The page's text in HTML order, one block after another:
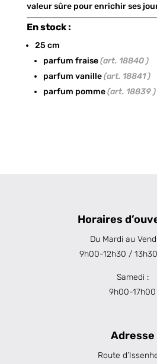
valeur sûre pour enrichir ses
En stock :
25 cm
parfum fraise(art. 18840 )
parfum vanille(art. 18841 )
parfum pomme(art. 18839 )
Horaires
Du Mardi au
9h00-12h30 /
Samedi :
9h00-17h00
Adresse
Route